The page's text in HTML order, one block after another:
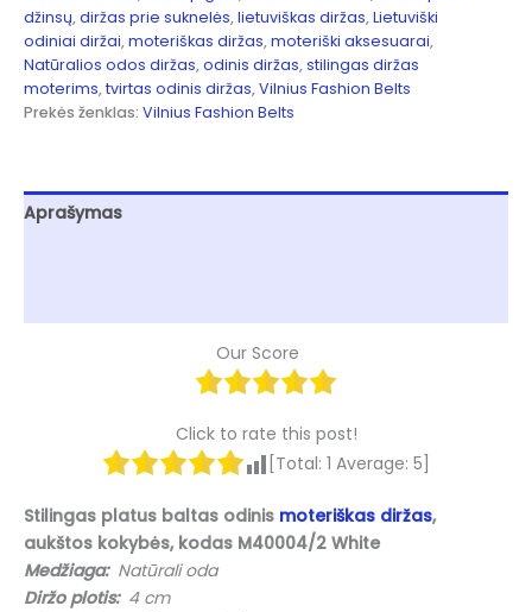
džinsų,diržas prie suknelės,lietuviškas diržas,Lietuviški
odiniai diržai,moteriškas diržas,moteriški aksesuarai,
Natūralios odos diržas,odinis diržas,stilingas diržas
moterims,tvirtas odinis diržas,Vilnius Fashion Belts
Prekės ženklas: Vilnius Fashion Belts
Aprašymas
Our Score
Click to rate this post!
[Total: 1 Average: 5
Stilingas platus baltas odinis moteriškas diržas,
aukštos kokybės, kodas M40004/2 White
Medžiaga: Natūrali oda
Diržo plotis:4 cm